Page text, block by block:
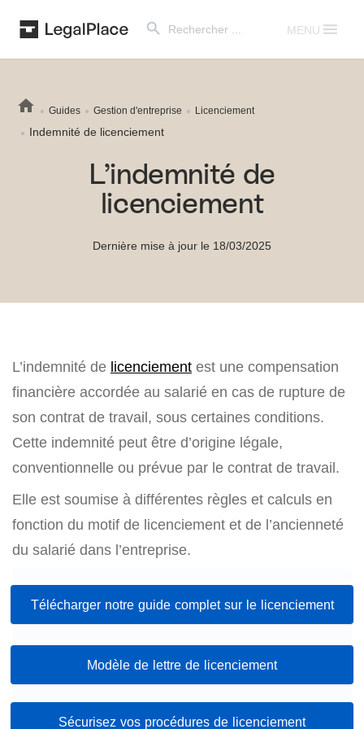
for:
MENU
Guides Gestion d'entreprise Licenciement
Indemnité de licenciement
L’indemnité de
licenciement
Dernière mise à jour le 18/03/2025
L’indemnité de licenciement est une compensation
financière accordée au salarié en cas de rupture de
son contrat de travail, sous certaines conditions.
Cette indemnité peut être d’origine légale,
conventionnelle ou prévue par le contrat de travail.
Elle est soumise à différentes règles et calculs en
fonction du motif de licenciement et de l’ancienneté
du salarié dans l’entreprise.
Télécharger notre guide complet sur le licenciement
Modèle de lettre de licenciement
Sécurisez vos procédures de licenciement